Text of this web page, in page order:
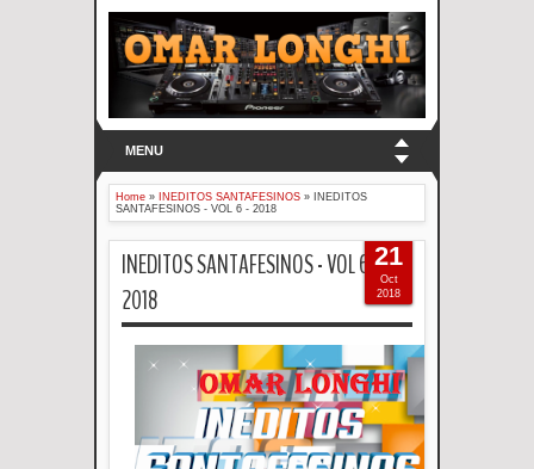
MENU
Home » INEDITOS SANTAFESINOS »
INEDITOS
SANTAFESINOS - VOL 6 - 2018
INEDITOS SANTAFESINOS - VOL 6 -
2018
21
Oct
2018